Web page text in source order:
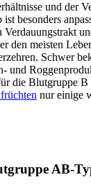
und der
besonders
den meisten
Schwer
und
die Blutgruppe
nur einige
AB-